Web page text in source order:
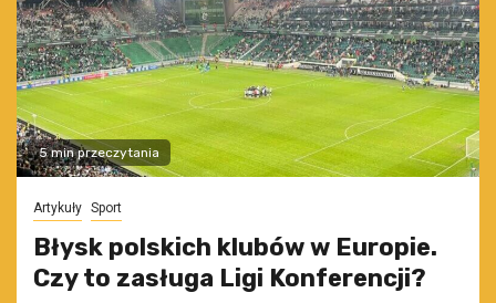
5 min przeczytania
Artykuły Sport
Błysk polskich klubów w Europie.
Czy to zasługa Ligi Konferencji?